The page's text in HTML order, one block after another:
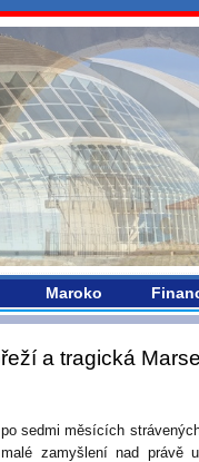
Maroko
a tragická
sedmi měsících
zamyšlení nad právě